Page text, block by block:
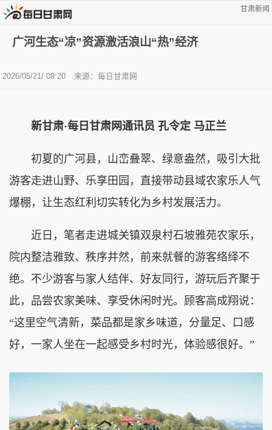
甘肃新闻
广河生态“凉”资源激活浪山“热”经济
2026/05/21/ 09:20 来源：每日甘肃网
新甘肃·每日甘肃网通讯员 孔令定 马正兰
初夏的广河县，山峦叠翠、绿意盎然，吸引大批
游客走进山野、乐享田园，直接带动县域农家乐人气
爆棚，让生态红利切实转化为乡村发展活力。
近日，笔者走进城关镇双泉村石坡雅苑农家乐，
院内整洁雅致、秩序井然，前来就餐的游客络绎不
绝。不少游客与家人结伴、好友同行，游玩后齐聚于
此，品尝农家美味、享受休闲时光。顾客高成翔说：
“这里空气清新，菜品都是家乡味道，分量足、口感
好，一家人坐在一起感受乡村时光，体验感很好。”